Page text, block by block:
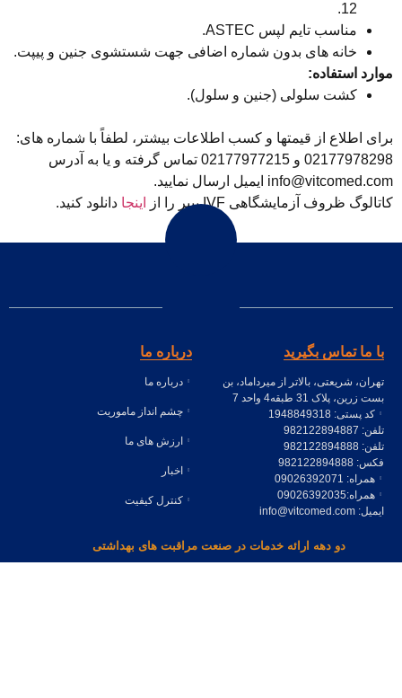
12.
مناسب تایم لپس ASTEC.
خانه های بدون شماره اضافی جهت شستشوی جنین و پیپت.
موارد استفاده:
کشت سلولی (جنین و سلول).
برای اطلاع از قیمتها و کسب اطلاعات بیشتر، لطفاً با شماره های:
02177978298 و 02177977215 تماس گرفته و یا به آدرس
info@vitcomed.com ایمیل ارسال نمایید.
کاتالوگ ظروف آزمایشگاهی IVF بییر را از
اینجا دانلود کنید.
با ما تماس بگیرید
تهران، شریعتی، بالاتر از میرداماد، بن
بست زرین، پلاک 31 طبقه4 واحد 7
کد پستی: 1948849318
تلفن: 982122894887
تلفن: 982122894888
فکس: 982122894888
همراه: 09026392071
همراه:09026392035
ایمیل: info@vitcomed.com
درباره ما
درباره ما
چشم انداز ماموریت
ارزش های ما
اخبار
کنترل کیفیت
دو دهه ارائه خدمات در صنعت مراقبت های بهداشتی